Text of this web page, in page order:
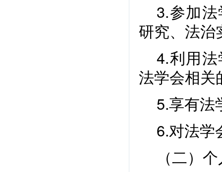
3.参加
研究、法治
4.利用
法学会相关
5.享有法
6.对法学
（二）